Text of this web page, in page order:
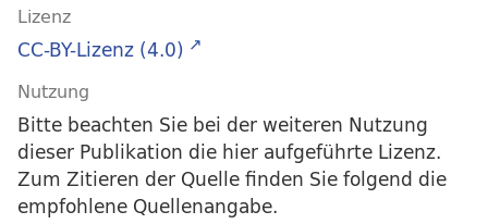
Lizenz
CC-BY-Lizenz (4.0)
Nutzung
Bitte beachten Sie bei der weiteren Nutzung
dieser Publikation die hier aufgeführte Lizenz.
Zum Zitieren der Quelle finden Sie folgend die
empfohlene Quellenangabe.